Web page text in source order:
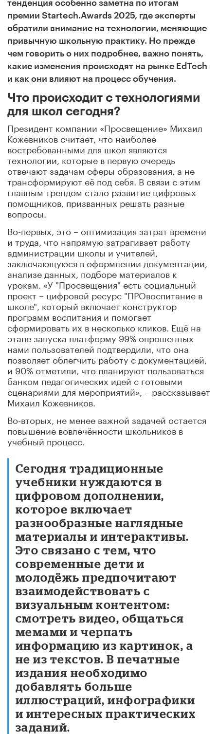
тенденция особенно заметна по итогам
премии Startech.Awards 2025, где эксперты
обратили внимание на технологии, меняющие
привычную школьную практику. Но прежде
чем говорить о них подробнее, важно понять,
какие изменения происходят на рынке EdTech
и как они влияют на процесс обучения.
Что происходит с технологиями
для школ сегодня?
Президент компании «Просвещение» Михаил
Кожевников считает, что наиболее
востребованными для школ являются
технологии, которые в первую очередь
отвечают задачам сферы образования, а не
трансформируют её под себя. В связи с этим
главным трендом стало развитие цифровых
помощников, призванных решать разные
вопросы.
Во-первых, это – оптимизация затрат времени
и труда, что напрямую затрагивает работу
администрации школы и учителей,
заключающуюся в оформлении документации,
анализе данных, подборе материалов к
урокам. «У "Просвещения" есть социальный
проект – цифровой ресурс "ПРОвоспитание в
школе", который включает конструктор
программ воспитания и помогает
сформировать их в несколько кликов. Ещё на
этапе запуска платформу 99% опрошенных
нами пользователей подтвердили, что она
позволяет облегчить работу с документацией,
и 90% отметили, что планируют пользоваться
банком педагогических идей с готовыми
сценариями для мероприятий», – рассказывает
Михаил Кожевников.
Во-вторых, не менее важной задачей остается
повышение вовлечённости школьников в
учебный процесс.
Сегодня традиционные
учебники нуждаются в
цифровом дополнении,
которое включает
разнообразные наглядные
материалы и интерактивы.
Это связано с тем, что
современные дети и
молодёжь предпочитают
взаимодействовать с
визуальным контентом:
смотреть видео, общаться
мемами и черпать
информацию из картинок, а
не из текстов. В печатные
издания необходимо
добавлять больше
иллюстраций, инфографики
и интересных практических
заданий.